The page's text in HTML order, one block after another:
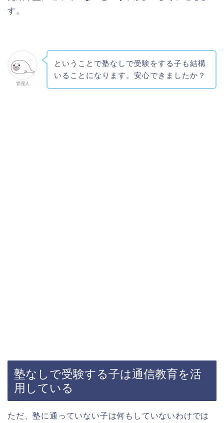
す。
管理人
ということで塾なしで受験をする子も結構
いることになります。安心できましたか？
塾なしで受験する子は通信教育を活
用している
ただ、塾に通っていない子は何もしていないわけでは